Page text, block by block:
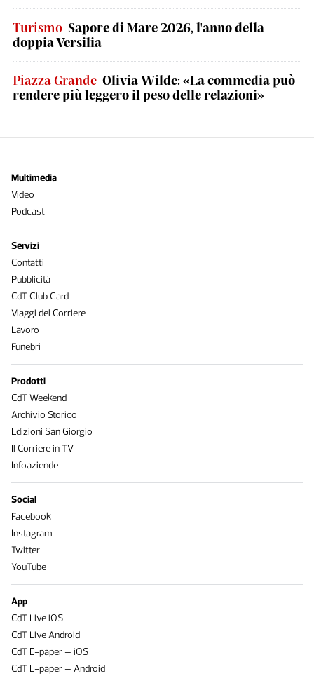
Turismo Sapore di Mare 2026, l'anno della
doppia Versilia
Piazza Grande Olivia Wilde: «La commedia può
rendere più leggero il peso delle relazioni»
Multimedia
Video
Podcast
Servizi
Contatti
Pubblicità
CdT Club Card
Viaggi del Corriere
Lavoro
Funebri
Prodotti
CdT Weekend
Archivio Storico
Edizioni San Giorgio
Il Corriere in TV
Infoaziende
Social
Facebook
Instagram
Twitter
YouTube
App
CdT Live iOS
CdT Live Android
CdT E-paper – iOS
CdT E-paper – Android